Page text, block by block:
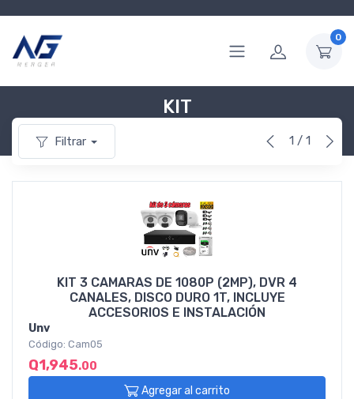
0
KIT
Filtrar 1 / 1
KIT 3 CAMARAS DE 1080P (2MP), DVR 4
CANALES, DISCO DURO 1T, INCLUYE
ACCESORIOS E INSTALACIÓN
Unv
Código: Cam05
Q1,945.00
Agregar al carrito